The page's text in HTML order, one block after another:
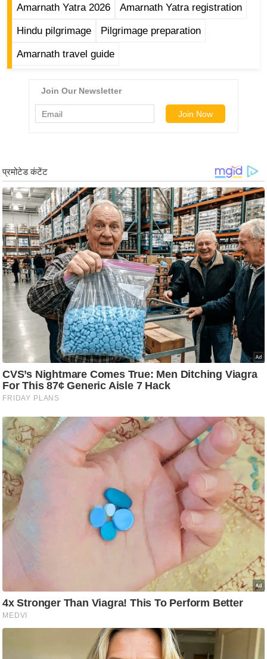
तृ
भू
स्तं
.
आ
ई
.
चा
य
प
र
स
मी
क्षा
र्म
ज्यो
ति
प्र
भु
म
हि
मा
/
ध
त
त्यो
Amarnath Yatra 2026 Amarnath Yatra registration
Hindu pilgrimage Pilgrimage preparation
Amarnath travel guide